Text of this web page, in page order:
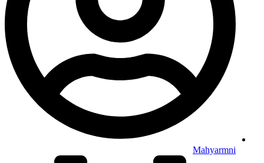
Mahyarmni